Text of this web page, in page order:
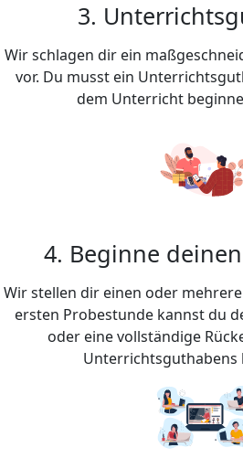
3.
Wir schlagen dir ein
vor. Du musst ein
dem Unterricht
4. Beginne
Wir stellen dir einen oder
ersten Probestunde kannst du
oder eine vollständige
Unterrichtsguthabens